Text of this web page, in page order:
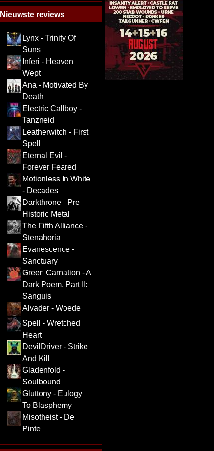
Nieuwste reviews
Lynx - Trinity Of
Suns
Inferi - Heaven
Wept
Ana - Motivated By
Death
Electric Callboy -
Tanzneid
Leatherwitch - First
Spell
Eternal Evil -
Forever Feared
Motionless In White
- Decades
Darkthrone - Pre-
Historic Metal
The Fifth Alliance -
Stenahoria
Evanescence -
Sanctuary
Green Carnation - A
Dark Poem, Part II:
Sanguis
Alvader - Woede
Spell - Wretched
Heart
DevilDriver - Strike
And Kill
Gladenfold -
Soulbound
Gluttony - Eulogy
To Blasphemy
Misotheist - De
Pinte